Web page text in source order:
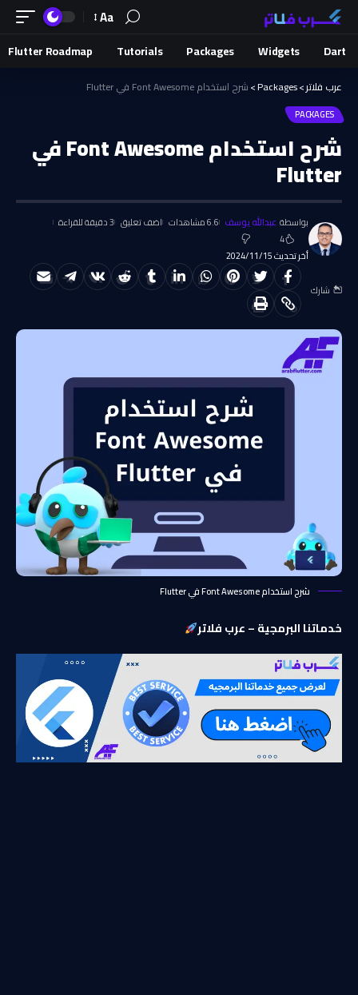
Aa
Dart
Widgets
Packages
Tutorials
Flutter Roadmap
عرب فلاتر>
Packages
>شرح استخدام Font Awesome في Flutter
PACKAGES
شرح استخدام Font Awesome في
Flutter
أخر تحديث 2024/11/15
بواسطة عبدالله يوسف 6.6 مشاهدات اضف تعليق 3 دقيقة للقراءة
4
شارك
شرح استخدام Font Awesome في Flutter
خدماتنا البرمجية – عرب فلاتر